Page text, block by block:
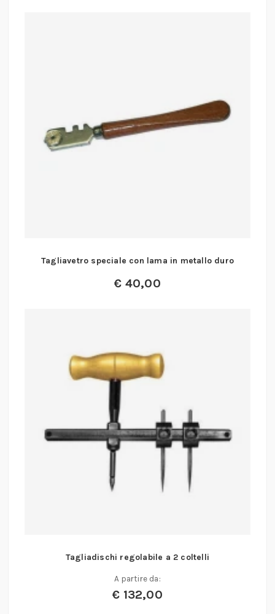
Tagliavetro speciale con lama in metallo duro
€ 40,00
Tagliadischi regolabile a 2 coltelli
A partire da:
€ 132,00